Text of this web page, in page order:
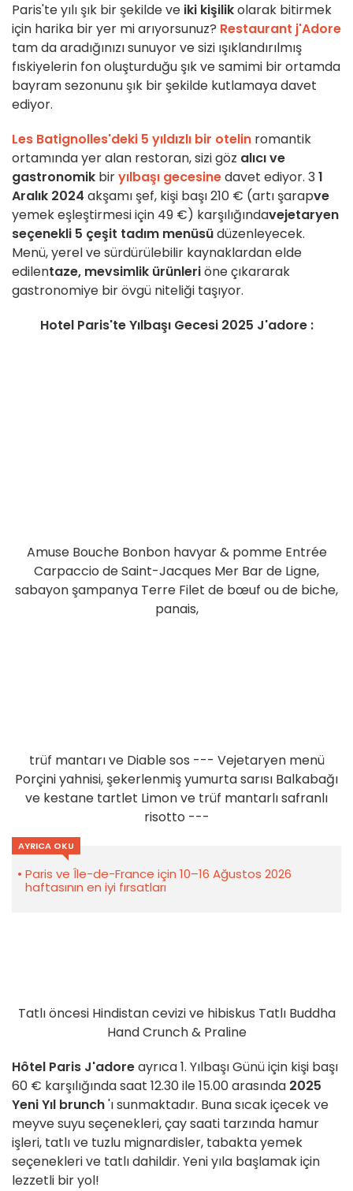
Paris'te yılı şık bir şekilde ve iki kişilikolarak bitirmek
için harika bir yer mi arıyorsunuz? Restaurant j'Adore
tam da aradığınızı sunuyor ve sizi ışıklandırılmış
fıskiyelerin fon oluşturduğu şık ve samimi bir ortamda
bayram sezonunu şık bir şekilde kutlamaya davet
ediyor.
Les Batignolles'deki 5 yıldızlı bir otelin romantik
ortamında yer alan restoran, sizi göz alıcı ve
gastronomik biryılbaşı gecesinedavet ediyor. 31
Aralık 2024 akşamı şef, kişi başı 210 € (artı şarapve
yemek eşleştirmesi için 49 €) karşılığındavejetaryen
seçenekli 5 çeşit tadım menüsüdüzenleyecek.
Menü, yerel ve sürdürülebilir kaynaklardan elde
edilentaze, mevsimlik ürünleriöne çıkararak
gastronomiye bir övgü niteliği taşıyor.
Hotel Paris'te Yılbaşı Gecesi 2025 J'adore :
Amuse Bouche Bonbon havyar & pomme Entrée
Carpaccio de Saint-Jacques Mer Bar de Ligne,
sabayon şampanya Terre Filet de bœuf ou de biche,
panais,
trüf mantarı ve Diable sos --- Vejetaryen menü
Porçini yahnisi, şekerlenmiş yumurta sarısı Balkabağı
ve kestane tartlet Limon ve trüf mantarlı safranlı
risotto ---
AYRICA OKU
Paris ve Île-de-France için 10–16 Ağustos 2026
haftasının en iyi fırsatları
Tatlı öncesi Hindistan cevizi ve hibiskus Tatlı Buddha
Hand Crunch & Praline
Hôtel Paris J'adoreayrıca 1. Yılbaşı Günü için kişi başı
60 € karşılığında saat 12.30 ile 15.00 arasında 2025
Yeni Yıl brunch'ı sunmaktadır. Buna sıcak içecek ve
meyve suyu seçenekleri, çay saati tarzında hamur
işleri, tatlı ve tuzlu mignardisler, tabakta yemek
seçenekleri ve tatlı dahildir. Yeni yıla başlamak için
lezzetli bir yol!